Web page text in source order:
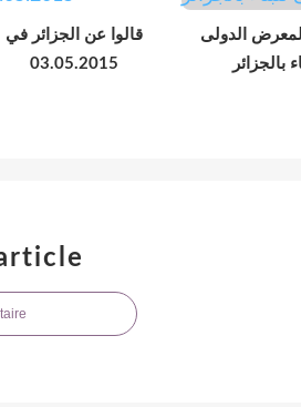
قالوا عن الجزائر في
03.05.2015
الدولى
بالجزائر